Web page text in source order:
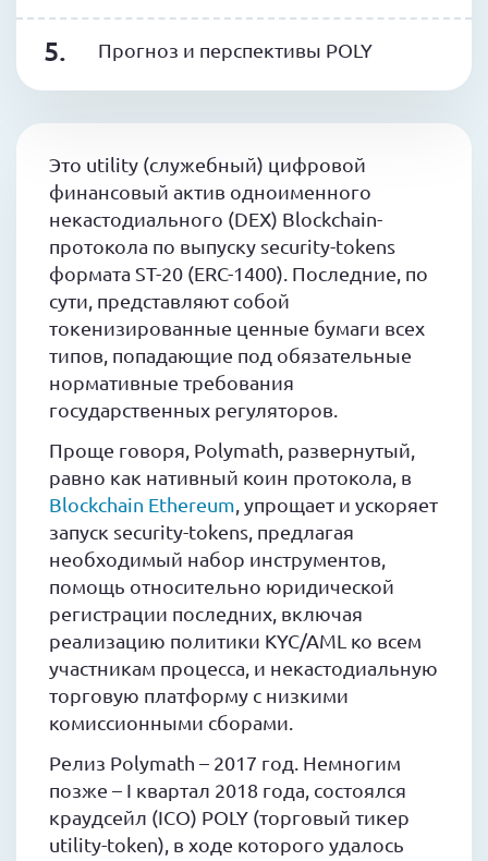
Прогноз и перспективы POLY
Это utility (служебный) цифровой
финансовый актив одноименного
некастодиального (DEX) Blockchain-
протокола по выпуску security-tokens
формата ST-20 (ERC-1400). Последние, по
сути, представляют собой
токенизированные ценные бумаги всех
типов, попадающие под обязательные
нормативные требования
государственных регуляторов.
Проще говоря, Polymath, развернутый,
равно как нативный коин протокола, в
Blockchain Ethereum , упрощает и ускоряет
запуск security-tokens, предлагая
необходимый набор инструментов,
помощь относительно юридической
регистрации последних, включая
реализацию политики KYC/AML ко всем
участникам процесса, и некастодиальную
торговую платформу с низкими
комиссионными сборами.
Релиз Polymath – 2017 год. Немногим
позже – I квартал 2018 года, состоялся
краудсейл (ICO) POLY (торговый тикер
utility-token), в ходе которого удалось